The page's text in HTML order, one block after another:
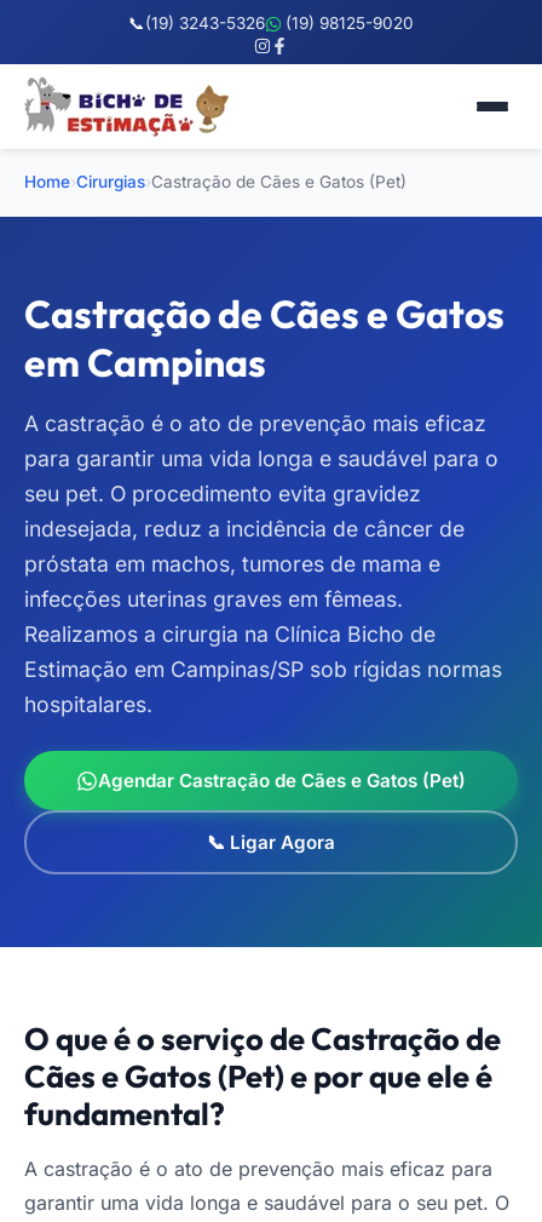
📞(19) 3243-5326 (19) 98125-9020
Home›Cirurgias›Castração de Cães e Gatos (Pet)
Castração de Cães e Gatos
em Campinas
A castração é o ato de prevenção mais eficaz
para garantir uma vida longa e saudável para o
seu pet. O procedimento evita gravidez
indesejada, reduz a incidência de câncer de
próstata em machos, tumores de mama e
infecções uterinas graves em fêmeas.
Realizamos a cirurgia na Clínica Bicho de
Estimação em Campinas/SP sob rígidas normas
hospitalares.
Agendar Castração de Cães e Gatos (Pet)
📞 Ligar Agora
O que é o serviço de Castração de
Cães e Gatos (Pet) e por que ele é
fundamental?
A castração é o ato de prevenção mais eficaz para
garantir uma vida longa e saudável para o seu pet. O